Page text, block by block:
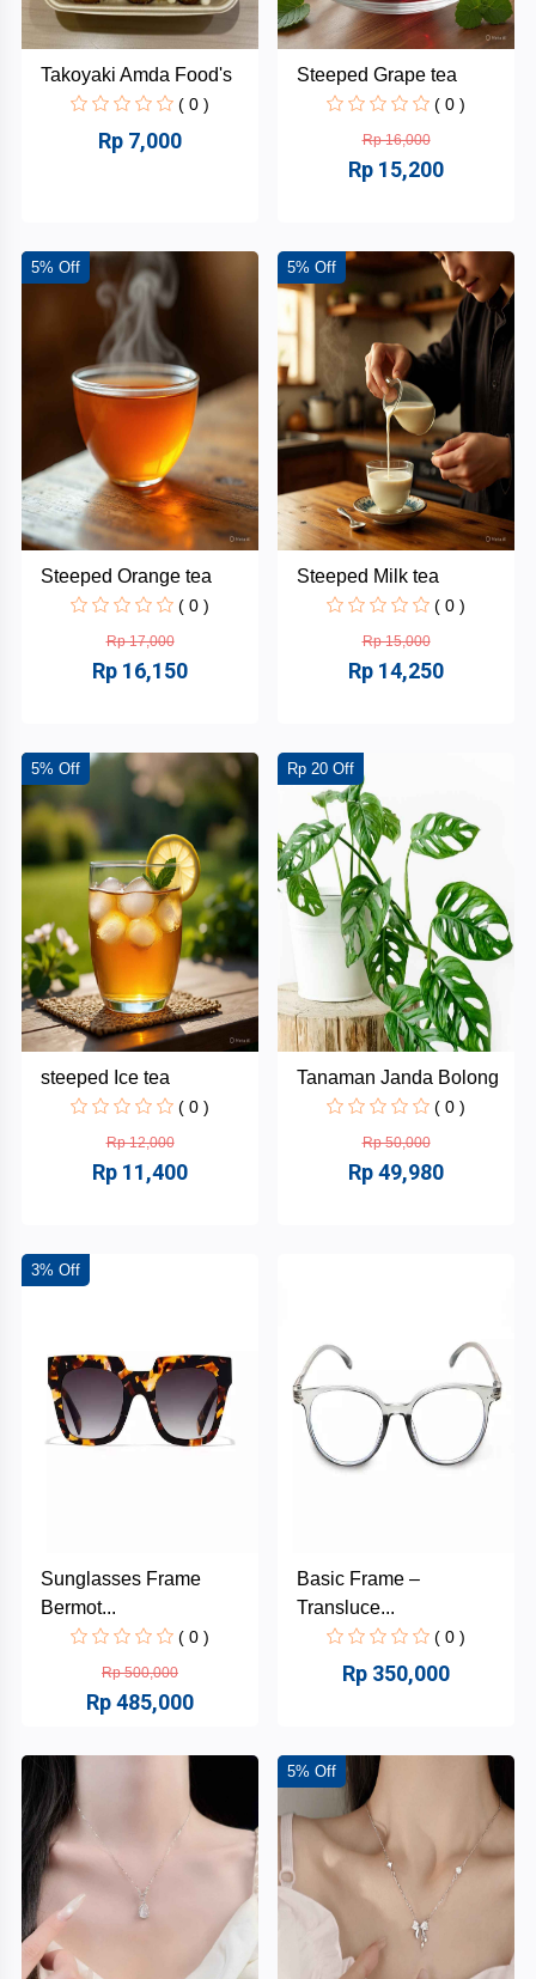
Takoyaki Amda Food's
( 0 )
Rp 7,000
Steeped Grape tea
( 0 )
Rp 16,000
Rp 15,200
5% Off
Steeped Orange tea
( 0 )
Rp 17,000
Rp 16,150
5% Off
Steeped Milk tea
( 0 )
Rp 15,000
Rp 14,250
5% Off
steeped Ice tea
( 0 )
Rp 12,000
Rp 11,400
Rp 20 Off
Tanaman Janda Bolong
( 0 )
Rp 50,000
Rp 49,980
3% Off
Sunglasses Frame
Bermot...
( 0 )
Rp 500,000
Rp 485,000
Basic Frame –
Transluce...
( 0 )
Rp 350,000
5% Off